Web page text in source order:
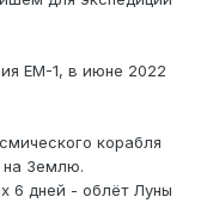
EM-1, в июне 2022
корабля
на Землю.
6 дней - облёт Луны